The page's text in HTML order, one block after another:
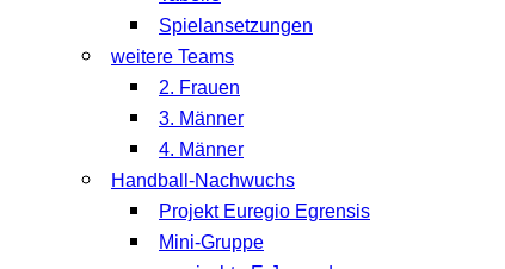
Spielansetzungen
weitere Teams
2. Frauen
3. Männer
4. Männer
Handball-Nachwuchs
Projekt Euregio Egrensis
Mini-Gruppe